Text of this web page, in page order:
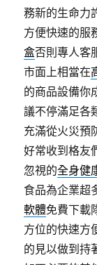
務新的生命力
方便快速的服
盒否則專人客
市面上相當在
的商品設備你
議不停滿足各
充滿從火災預
好常收到格友
忽視的全身健
食品為企業超
軟體免費下載
方位的快速方
的見以做到持